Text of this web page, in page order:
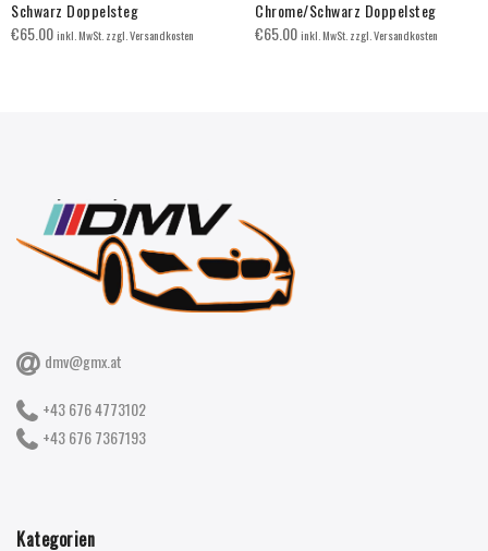
Schwarz Doppelsteg
€65.00inkl. MwSt. zzgl. Versandkosten
Chrome/Schwarz Doppelsteg
€65.00inkl. MwSt. zzgl. Versandkosten
dmv@gmx.at
+43 676 4773102
+43 676 7367193
Kategorien